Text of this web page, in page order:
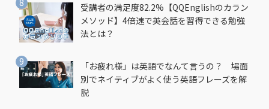
受講者の満足度82.2%【QQEnglishのカラン
メソッド】4倍速で英会話を習得できる勉強
法とは？
「お疲れ様」は英語でなんて言うの？ 場面
別でネイティブがよく使う英語フレーズを解
説